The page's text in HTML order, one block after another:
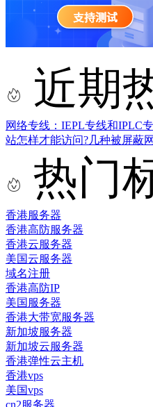
近期
网络专线：IEPL专线和IPLC
站怎样才能访问?几种被屏蔽
热门
香港服务器
香港高防服务器
香港云服务器
美国云服务器
域名注册
香港高防IP
美国服务器
香港大带宽服务器
新加坡服务器
新加坡云服务器
香港弹性云主机
香港vps
美国vps
cn2服务器